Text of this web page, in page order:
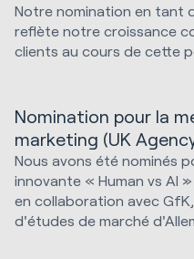
Notre nomination en tant
reflète notre croissance
clients au cours de cette
Nomination pour la
marketing (UK
Nous avons été nominés
innovante « Human vs AI
en collaboration avec
d'études de marché